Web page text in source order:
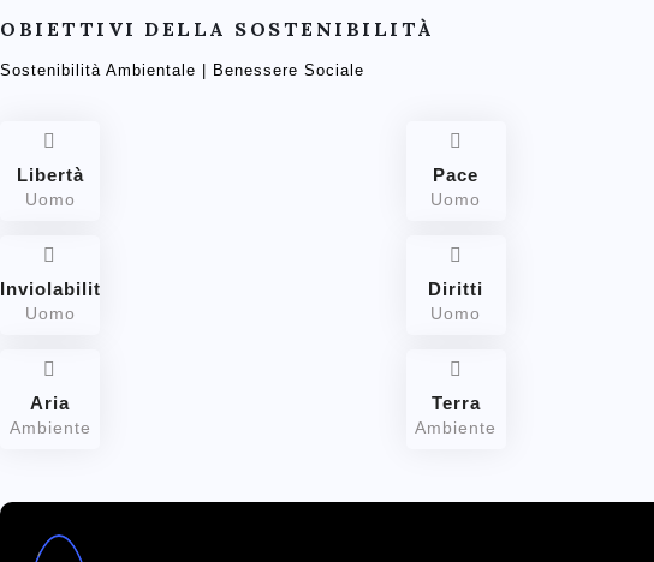
OBIETTIVI DELLA SOSTENIBILITÀ
Sostenibilità Ambientale | Benessere Sociale
Libertà
Uomo
Pace
Uomo
Inviolabilità
Uomo
Diritti
Uomo
Aria
Ambiente
Terra
Ambiente